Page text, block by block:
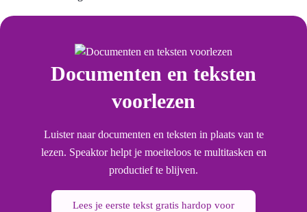
Documenten en teksten
voorlezen
Luister naar documenten en teksten in plaats van te
lezen. Speaktor helpt je moeiteloos te multitasken en
productief te blijven.
Lees je eerste tekst gratis hardop voor